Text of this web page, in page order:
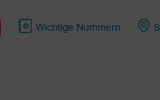
Wichtige Nummern